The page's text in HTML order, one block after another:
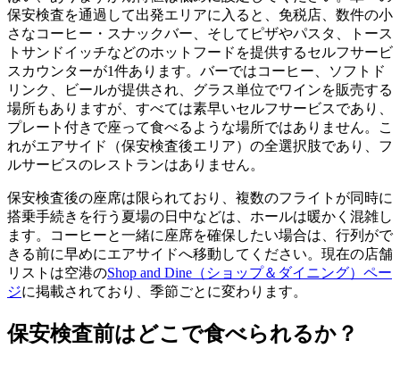
保安検査を通過して出発エリアに入ると、免税店、数件の小
さなコーヒー・スナックバー、そしてピザやパスタ、トース
トサンドイッチなどのホットフードを提供するセルフサービ
スカウンターが1件あります。バーではコーヒー、ソフトド
リンク、ビールが提供され、グラス単位でワインを販売する
場所もありますが、すべては素早いセルフサービスであり、
プレート付きで座って食べるような場所ではありません。こ
れがエアサイド（保安検査後エリア）の全選択肢であり、フ
ルサービスのレストランはありません。
保安検査後の座席は限られており、複数のフライトが同時に
搭乗手続きを行う夏場の日中などは、ホールは暖かく混雑し
ます。コーヒーと一緒に座席を確保したい場合は、行列がで
きる前に早めにエアサイドへ移動してください。現在の店舗
リストは空港のShop and Dine（ショップ＆ダイニング）ペー
ジに掲載されており、季節ごとに変わります。
保安検査前はどこで食べられるか？